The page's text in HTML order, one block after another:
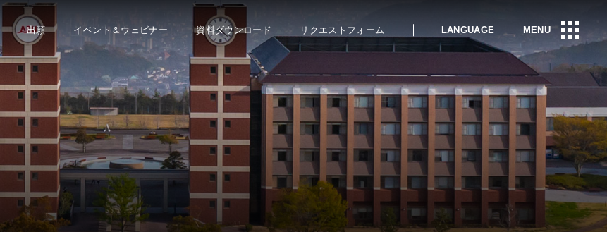
出願 イベント＆ウェビナー 資料ダウンロード リクエストフォーム LANGUAGE MENU